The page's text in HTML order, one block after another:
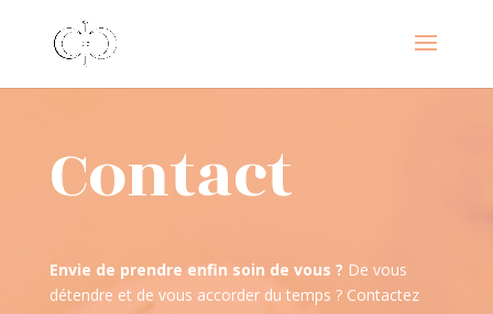
Contact
Envie de prendre enfin soin de vous ? De vous
détendre et de vous accorder du temps ? Contactez